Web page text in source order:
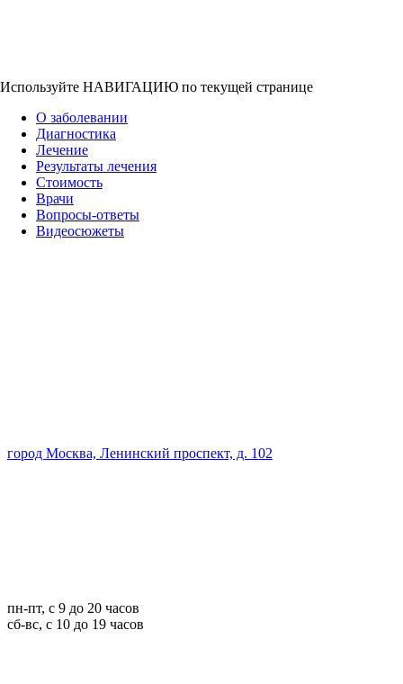
город Москва, Ленинский проспект, д. 102
пн-пт, с 9 до 20 часов
сб-вс, с 10 до 19 часов
Используйте НАВИГАЦИЮ по текущей странице
О заболевании
Диагностика
Лечение
Результаты лечения
Стоимость
Врачи
Вопросы-ответы
Видеосюжеты